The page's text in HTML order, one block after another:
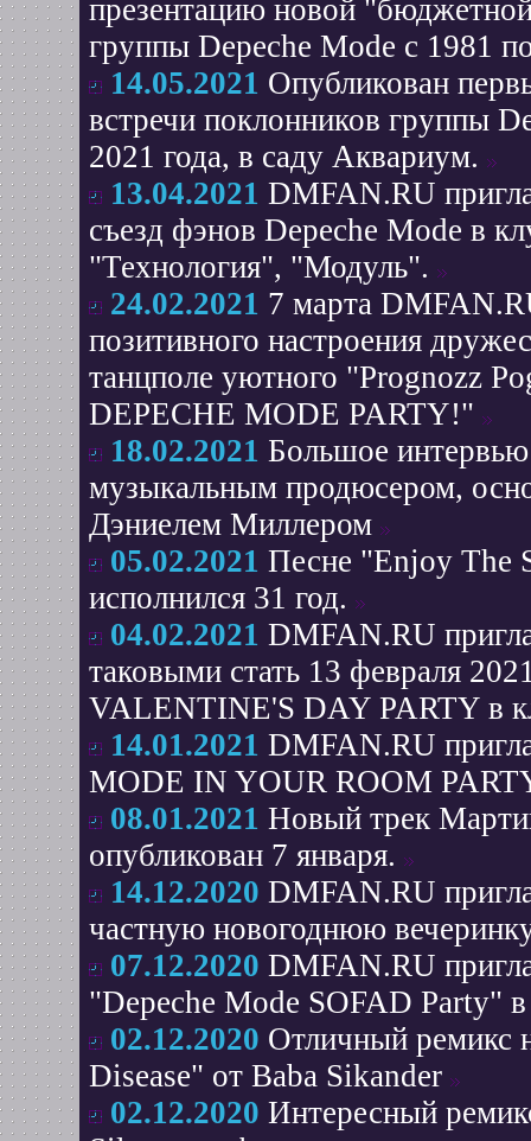
презентацию новой
группы Depeche Mode c 1981
14.05.2021 Опубликован
встречи поклонников группы
2021 года, в саду Аквариум.
13.04.2021 DMFAN.RU
съезд фэнов Depeche Mode в
"Технология", "Модуль".
24.02.2021 7 марта
позитивного настроения
танцполе уютного "Prognozz
DEPECHE MODE PARTY!"
18.02.2021 Большое
музыкальным продюсером,
Дэниелем Миллером
05.02.2021 Песне "Enjoy The
исполнился 31 год.
04.02.2021 DMFAN.RU
таковыми стать 13 февраля
VALENTINE'S DAY PARTY в
14.01.2021 DMFAN.RU
MODE IN YOUR ROOM
08.01.2021 Новый трек
опубликован 7 января.
14.12.2020 DMFAN.RU
частную новогоднюю
07.12.2020 DMFAN.RU
"Depeche Mode SOFAD Party"
02.12.2020 Отличный ремикс
Disease" от Baba Sikander
02.12.2020 Интересный